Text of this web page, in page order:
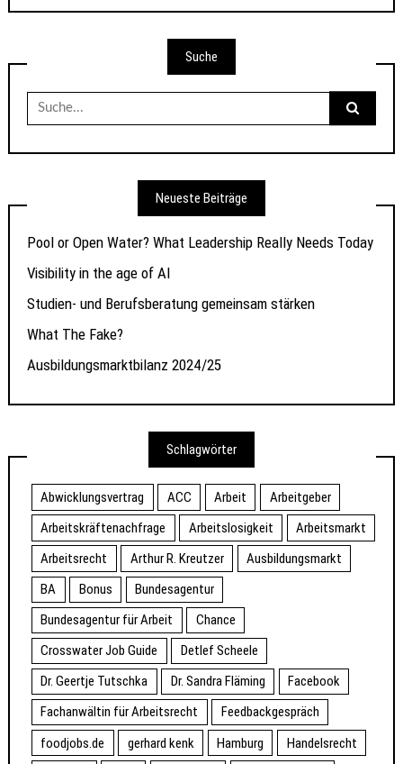
Suche
Suche
nach:
Neueste Beiträge
Pool or Open Water? What Leadership Really Needs Today
Visibility in the age of AI
Studien- und Berufsberatung gemeinsam stärken
What The Fake?
Ausbildungsmarktbilanz 2024/25
Schlagwörter
Abwicklungsvertrag ACC Arbeit
Arbeitgeber
Arbeitskräftenachfrage
Arbeitslosigkeit
Arbeitsmarkt
Arbeitsrecht
Arthur R. Kreutzer
Ausbildungsmarkt
BA
Bonus
Bundesagentur
Bundesagentur für Arbeit
Chance
Crosswater Job Guide
Detlef Scheele
Dr. Geertje Tutschka
Dr. Sandra Fläming
Facebook
Fachanwältin für Arbeitsrecht
Feedbackgespräch
foodjobs.de
gerhard kenk Hamburg
Handelsrecht